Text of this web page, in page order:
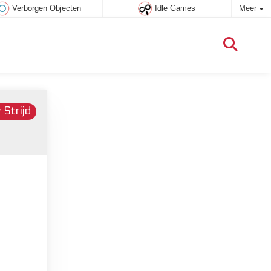
Verborgen Objecten Idle Games Meer
Strijd